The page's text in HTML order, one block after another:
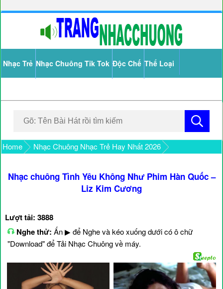
Nhạc Trẻ Nhạc Chuông Tik Tok Độc Chế Thể Loại
Home Nhạc Chuông Nhạc Trẻ Hay Nhất 2026
Nhạc chuông Tình Yêu Không Như Phim Hàn Quốc –
Liz Kim Cương
Lượt tải: 3888
Nghe thử: Ấn ▶ để Nghe và kéo xuống dưới có ô chữ
"Download" để Tải Nhạc Chuông về máy.